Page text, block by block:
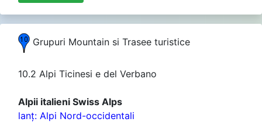
Grupuri Mountain si Trasee turistice
10.2 Alpi Ticinesi e del Verbano
Alpii italieni Swiss Alps
lanţ: Alpi Nord-occidentali